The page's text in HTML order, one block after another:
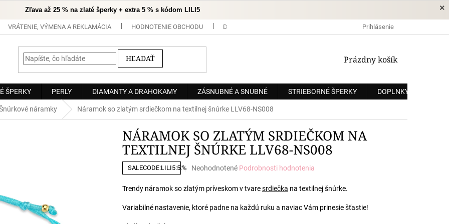
×
Zľava až 25 % na zlaté šperky + extra 5 % s kódom LILI5
VRÁTENIE, VÝMENA A REKLAMÁCIA HODNOTENIE OBCHODU DOPRAVA A PLATBA OCHRANA OSOBNÝCH ÚDAJOV
Prihlásenie
HĽADAŤ
NÁKUPNÝ
Prázdny košík
ŠPERKY PERLY DIAMANTY A DRAHOKAMY ZÁSNUBNÉ A SNUBNÉ STRIEBORNÉ ŠPERKY DOPLNKY
náramky Náramok so zlatým srdiečkom na textilnej šnúrke LLV68-NS008
NÁRAMOK SO ZLATÝM SRDIEČKOM NA
TEXTILNEJ ŠNÚRKE LLV68-NS008
SALECODE:LILI5:5:%
Priemerné
produktu
0,0
Neohodnotené Podrobnosti hodnotenia
Trendy náramok so zlatým príveskom v tvaresrdiečka na textilnej šnúrke.
Variabilné nastavenie, ktoré padne na každú ruku a naviac Vám prinesie šťastie!